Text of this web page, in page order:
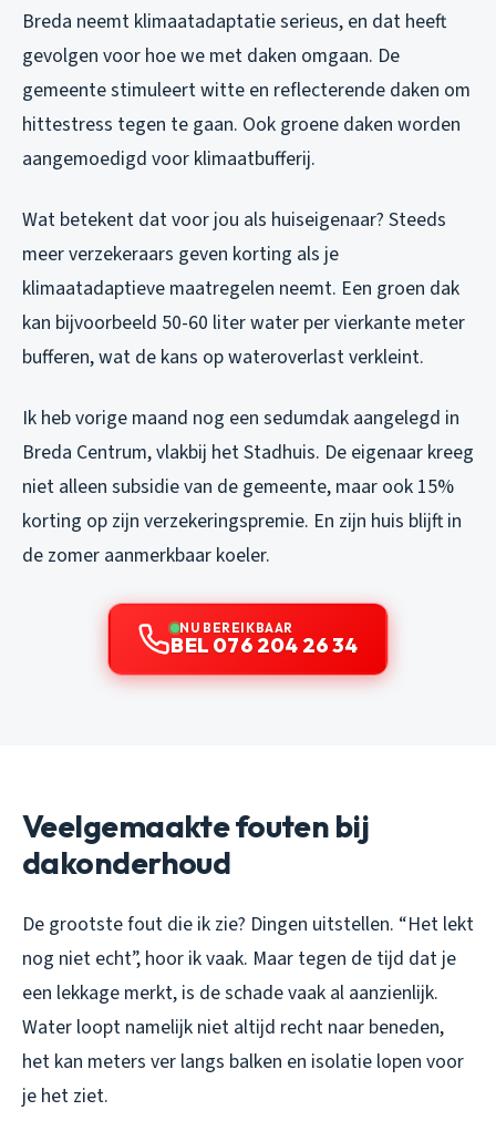
Breda neemt klimaatadaptatie serieus, en dat heeft
gevolgen voor hoe we met daken omgaan. De
gemeente stimuleert witte en reflecterende daken om
hittestress tegen te gaan. Ook groene daken worden
aangemoedigd voor klimaatbufferij.
Wat betekent dat voor jou als huiseigenaar? Steeds
meer verzekeraars geven korting als je
klimaatadaptieve maatregelen neemt. Een groen dak
kan bijvoorbeeld 50-60 liter water per vierkante meter
bufferen, wat de kans op wateroverlast verkleint.
Ik heb vorige maand nog een sedumdak aangelegd in
Breda Centrum, vlakbij het Stadhuis. De eigenaar kreeg
niet alleen subsidie van de gemeente, maar ook 15%
korting op zijn verzekeringspremie. En zijn huis blijft in
de zomer aanmerkbaar koeler.
NU BEREIKBAAR
BEL 076 204 26 34
Veelgemaakte fouten bij
dakonderhoud
De grootste fout die ik zie? Dingen uitstellen. “Het lekt
nog niet echt”, hoor ik vaak. Maar tegen de tijd dat je
een lekkage merkt, is de schade vaak al aanzienlijk.
Water loopt namelijk niet altijd recht naar beneden,
het kan meters ver langs balken en isolatie lopen voor
je het ziet.